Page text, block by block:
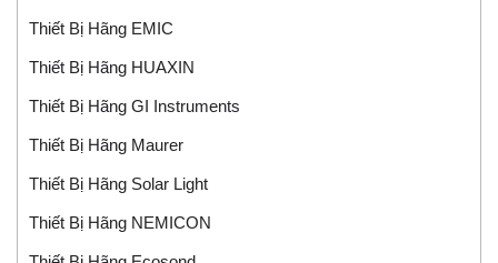
Thiết Bị Hãng EMIC
Thiết Bị Hãng HUAXIN
Thiết Bị Hãng GI Instruments
Thiết Bị Hãng Maurer
Thiết Bị Hãng Solar Light
Thiết Bị Hãng NEMICON